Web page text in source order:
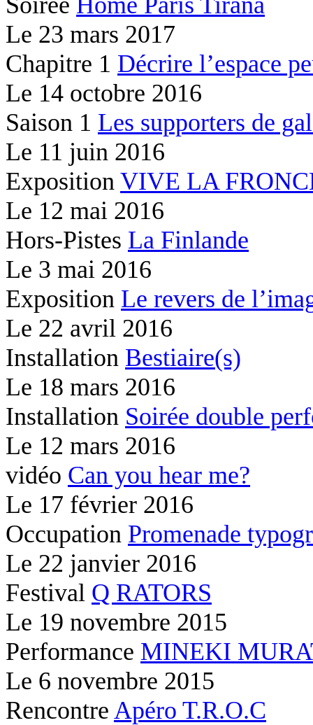
Le 23 mars 2017
Chapitre 1 Décrire l’espace
Le 14 octobre 2016
Saison 1 Les supporters de
Le 11 juin 2016
Exposition VIVE LA
Le 12 mai 2016
Hors-Pistes La Finlande
Le 3 mai 2016
Exposition Le revers de
Le 22 avril 2016
Installation Bestiaire(s)
Le 18 mars 2016
Installation Soirée double
Le 12 mars 2016
vidéo Can you hear me?
Le 17 février 2016
Occupation Promenade
Le 22 janvier 2016
Festival Q RATORS
Le 19 novembre 2015
Performance MINEKI
Le 6 novembre 2015
Rencontre Apéro T.R.O.C